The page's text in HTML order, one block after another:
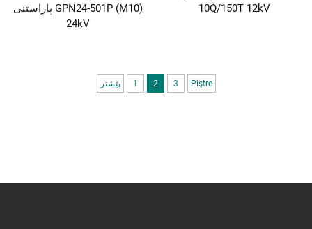
پاراستنی GPN24-501P (M10)
24kV
10Q/150T 12kV
پێشتر 1 2 3 Piştre